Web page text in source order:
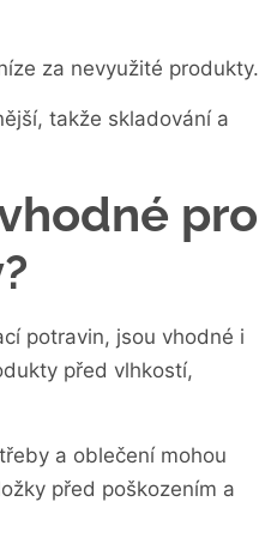
za nevyužité produkty.
takže skladování a
pro
potravin, jsou vhodné i
před vlhkostí,
a oblečení mohou
před poškozením a